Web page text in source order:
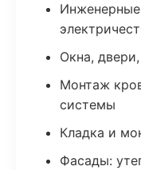
Инженерные
Окна,
Монтаж
системы
Кладка и
Фасады: